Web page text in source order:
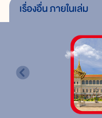
เรื่องอื่นภายในเล่ม